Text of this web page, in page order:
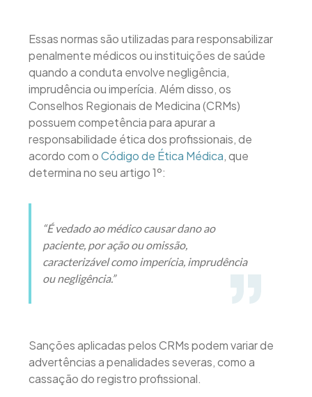
Essas normas são utilizadas para responsabilizar
penalmente médicos ou instituições de saúde
quando a conduta envolve negligência,
imprudência ou imperícia. Além disso, os
Conselhos Regionais de Medicina (CRMs)
possuem competência para apurar a
responsabilidade ética dos profissionais, de
acordo com oCódigo de Ética Médica, que
determina no seu artigo 1º:
“É vedado ao médico causar dano ao
paciente, por ação ou omissão,
caracterizável como imperícia, imprudência
ou negligência.”
Sanções aplicadas pelos CRMs podem variar de
advertências a penalidades severas, como a
cassação do registro profissional.